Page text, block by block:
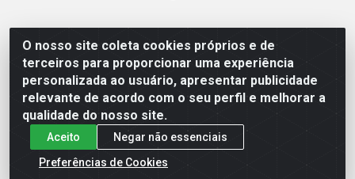
O nosso site coleta cookies próprios e de
terceiros para proporcionar uma experiência
personalizada ao usuário, apresentar publicidade
relevante de acordo com o seu perfil e melhorar a
qualidade do nosso site.
Aceito
Negar não essenciais
Preferências de Cookies
Atacamax Importadora de Alimentos LTDA - RODOVIA BR-
101 - SUL, KM 79,60 GP E GALPAO:D - Muribeca, Jaboatão dos
Guararapes - PE, 54355-010 - CNPJ 08.305.623/0001-84